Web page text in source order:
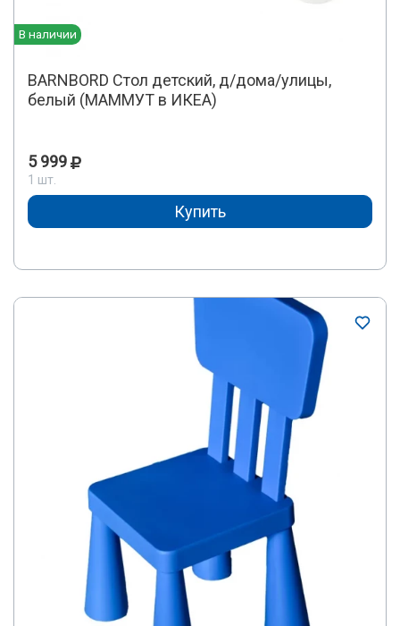
В наличии
BARNBORD Стол детский, д/дома/улицы,
белый (МАММУТ в ИКЕА)
5 999
1 шт.
Купить